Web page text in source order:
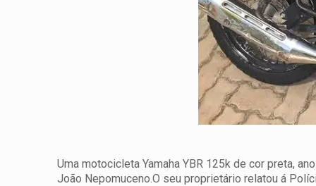
Uma motocicleta Yamaha YBR 125k de cor preta,
João Nepomuceno.O seu proprietário relatou á